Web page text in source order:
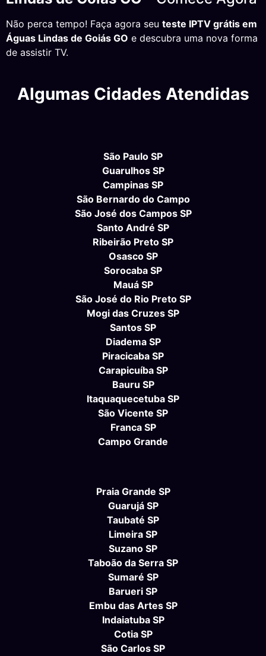
Não perca tempo! Faça agora seu teste IPTV grátis em
Águas Lindas de Goiás GO e descubra uma nova forma
de assistir TV.
Algumas Cidades Atendidas
São Paulo SP
Guarulhos SP
Campinas SP
São Bernardo do Campo
São José dos Campos SP
Santo André SP
Ribeirão Preto SP
Osasco SP
Sorocaba SP
Mauá SP
São José do Rio Preto SP
Mogi das Cruzes SP
Santos SP
Diadema SP
Piracicaba SP
Carapicuíba SP
Bauru SP
Itaquaquecetuba SP
São Vicente SP
Franca SP
Campo Grande
Praia Grande SP
Guarujá SP
Taubaté SP
Limeira SP
Suzano SP
Taboão da Serra SP
Sumaré SP
Barueri SP
Embu das Artes SP
Indaiatuba SP
Cotia SP
São Carlos SP